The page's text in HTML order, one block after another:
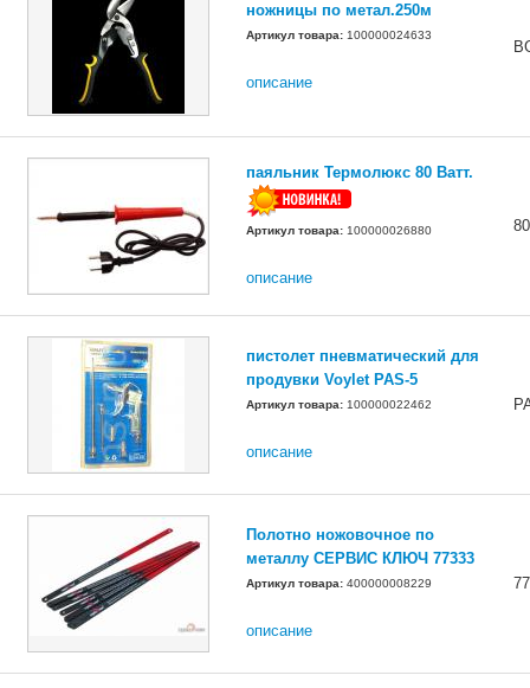
ножницы по метал.250м
Артикул товара: 100000024633
описание
паяльник Термолюкс 80 Ватт.
Артикул товара: 100000026880
описание
пистолет пневматический для
продувки Voylet PAS-5
Артикул товара: 100000022462
описание
Полотно ножовочное по
металлу СЕРВИС КЛЮЧ 77333
Артикул товара: 400000008229
описание